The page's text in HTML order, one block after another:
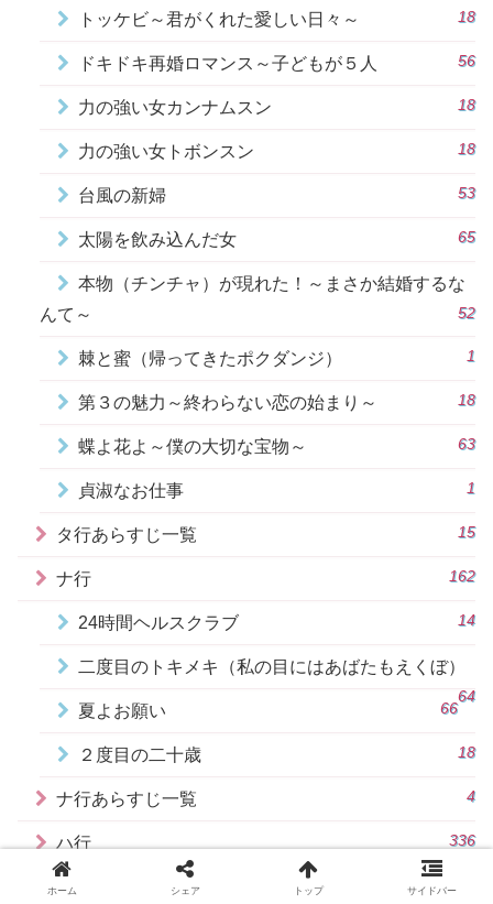
トッケビ～君がくれた愛しい日々～ 18
ドキドキ再婚ロマンス～子どもが５人 56
力の強い女カンナムスン 18
力の強い女トボンスン 18
台風の新婦 53
太陽を飲み込んだ女 65
本物（チンチャ）が現れた！～まさか結婚するな
んて～
52
棘と蜜（帰ってきたポクダンジ） 1
第３の魅力～終わらない恋の始まり～ 18
蝶よ花よ～僕の大切な宝物～ 63
貞淑なお仕事 1
タ行あらすじ一覧 15
ナ行 162
24時間ヘルスクラブ 14
二度目のトキメキ（私の目にはあばたもえくぼ）
64
夏よお願い 66
２度目の二十歳 18
ナ行あらすじ一覧 4
ハ行 336
ハイバイ、ママ！
ホーム シェア トップ サイドバー